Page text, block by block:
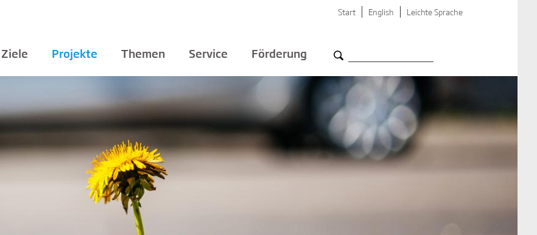
Start Leichte Sprache
English
Ziele Projekte Themen Service Förderung